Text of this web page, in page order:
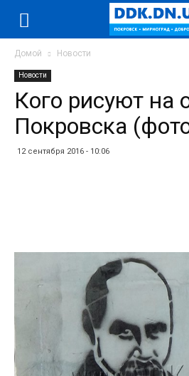
Домой Новости
Новости
Кого рисуют на
Покровска
12 сентября 2016 - 10:06